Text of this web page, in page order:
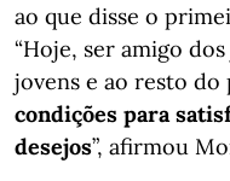
ao que disse o
“Hoje, ser amigo
jovens e ao resto do
condições para
desejos”, afirmou